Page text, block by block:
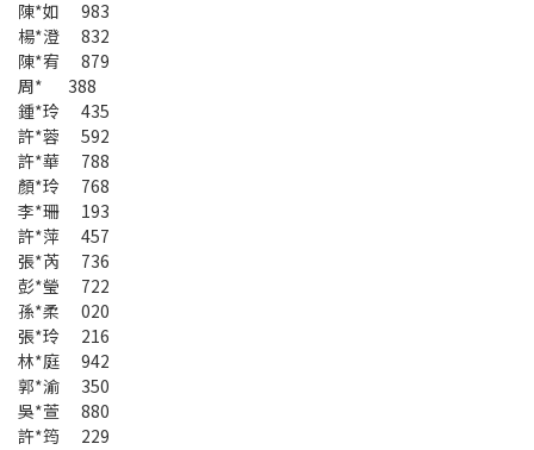
陳*如 983
楊*澄 832
陳*宥 879
周* 388
鍾*玲 435
許*蓉 592
許*華 788
顏*玲 768
李*珊 193
許*萍 457
張*芮 736
彭*瑩 722
孫*柔 020
張*玲 216
林*庭 942
郭*渝 350
吳*萱 880
許*筠 229